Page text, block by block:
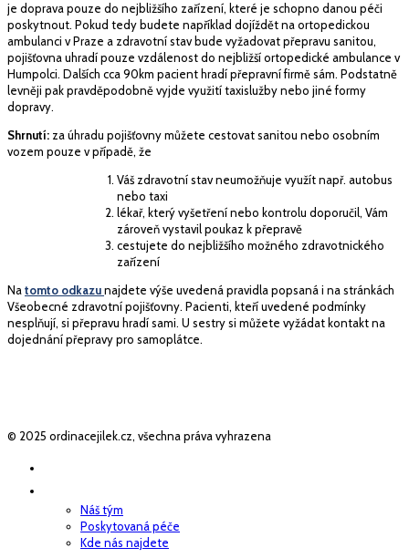
je doprava pouze do nejbližšího zařízení, které je schopno danou péči
poskytnout. Pokud tedy budete například dojíždět na ortopedickou
ambulanci v Praze a zdravotní stav bude vyžadovat přepravu sanitou,
pojišťovna uhradí pouze vzdálenost do nejbližší ortopedické ambulance v
Humpolci. Dalších cca 90km pacient hradí přepravní firmě sám. Podstatně
levněji pak pravděpodobně vyjde využití taxislužby nebo jiné formy
dopravy.
Shrnutí: za úhradu pojišťovny můžete cestovat sanitou nebo osobním
vozem pouze v případě, že
Váš zdravotní stav neumožňuje využít např. autobus
nebo taxi
lékař, který vyšetření nebo kontrolu doporučil, Vám
zároveň vystavil poukaz k přepravě
cestujete do nejbližšího možného zdravotnického
zařízení
Natomto odkazunajdete výše uvedená pravidla popsaná i na stránkách
Všeobecné zdravotní pojišťovny. Pacienti, kteří uvedené podmínky
nesplňují, si přepravu hradí sami. U sestry si můžete vyžádat kontakt na
dojednání přepravy pro samoplátce.
© 2025 ordinacejilek.cz, všechna práva vyhrazena
Náš tým
Poskytovaná péče
Kde nás najdete